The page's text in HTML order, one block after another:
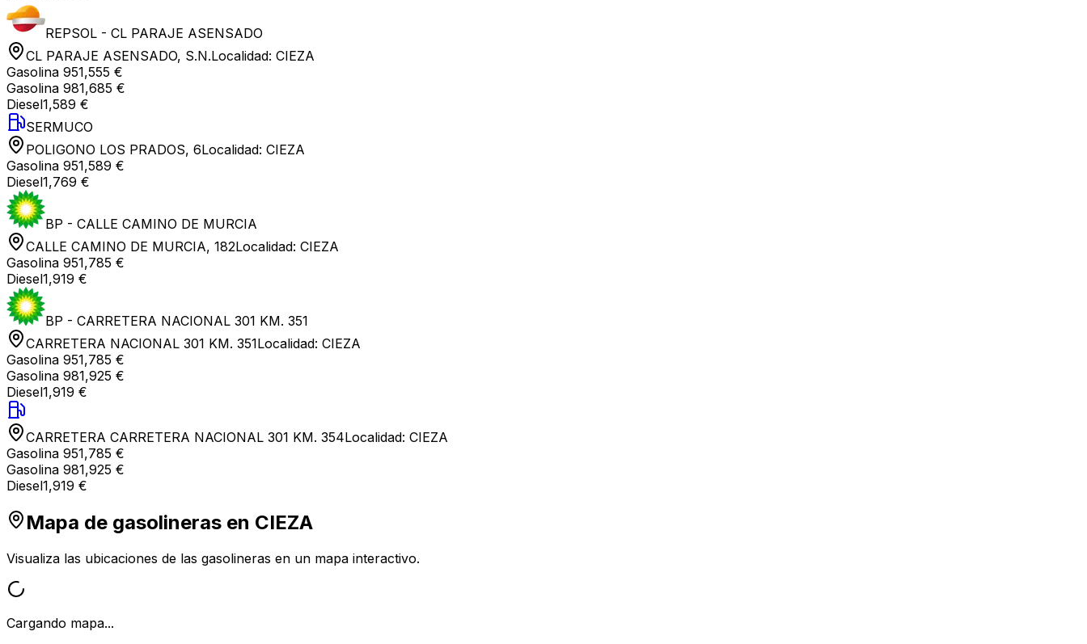
REPSOL - CL PARAJE ASENSADO
CL PARAJE ASENSADO, S.N.Localidad: CIEZA
Gasolina 951,555 €
Gasolina 981,685 €
Diesel1,589 €
SERMUCO
POLIGONO LOS PRADOS, 6Localidad: CIEZA
Gasolina 951,589 €
Diesel1,769 €
BP - CALLE CAMINO DE MURCIA
CALLE CAMINO DE MURCIA, 182Localidad: CIEZA
Gasolina 951,785 €
Diesel1,919 €
BP - CARRETERA NACIONAL 301 KM. 351
CARRETERA NACIONAL 301 KM. 351Localidad: CIEZA
Gasolina 951,785 €
Gasolina 981,925 €
Diesel1,919 €
CARRETERA CARRETERA NACIONAL 301 KM. 354Localidad: CIEZA
Gasolina 951,785 €
Gasolina 981,925 €
Diesel1,919 €
Mapa de gasolineras en CIEZA
Visualiza las ubicaciones de las gasolineras en un mapa interactivo.
Cargando mapa...